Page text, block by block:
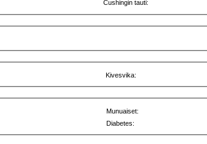
Cushingin tauti:
Kivesvika:
Munuaiset:
Diabetes: